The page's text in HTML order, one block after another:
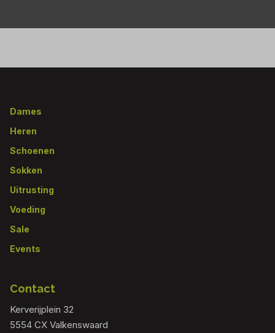
Footer
Dames
Heren
Schoenen
Sokken
Uitrusting
Voeding
Sale
Events
Contact
Kerverijplein 32
5554 CX Valkenswaard